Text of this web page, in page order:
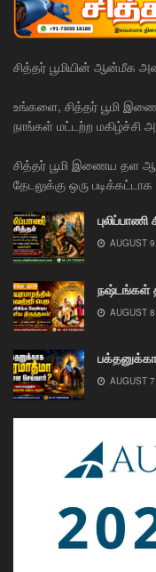
சித்தர் பூமியின் ஆன்மீக
உங்களை, சித்தர் பூமி
நாங்கள் மட்டற்ற மகிழ்ச்சி
சித்தர் பூமி இணைய தள
தேடலுக்கு ஒரு
புலிப்பாணி
AUGUST
நஷ்டங்கள்
AUGUST
AUGUST